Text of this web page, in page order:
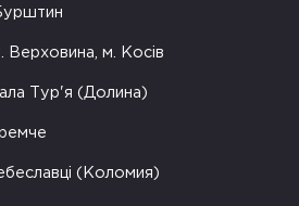
Верховина, м. Косів
Тур'я (Долина)
(Коломия)